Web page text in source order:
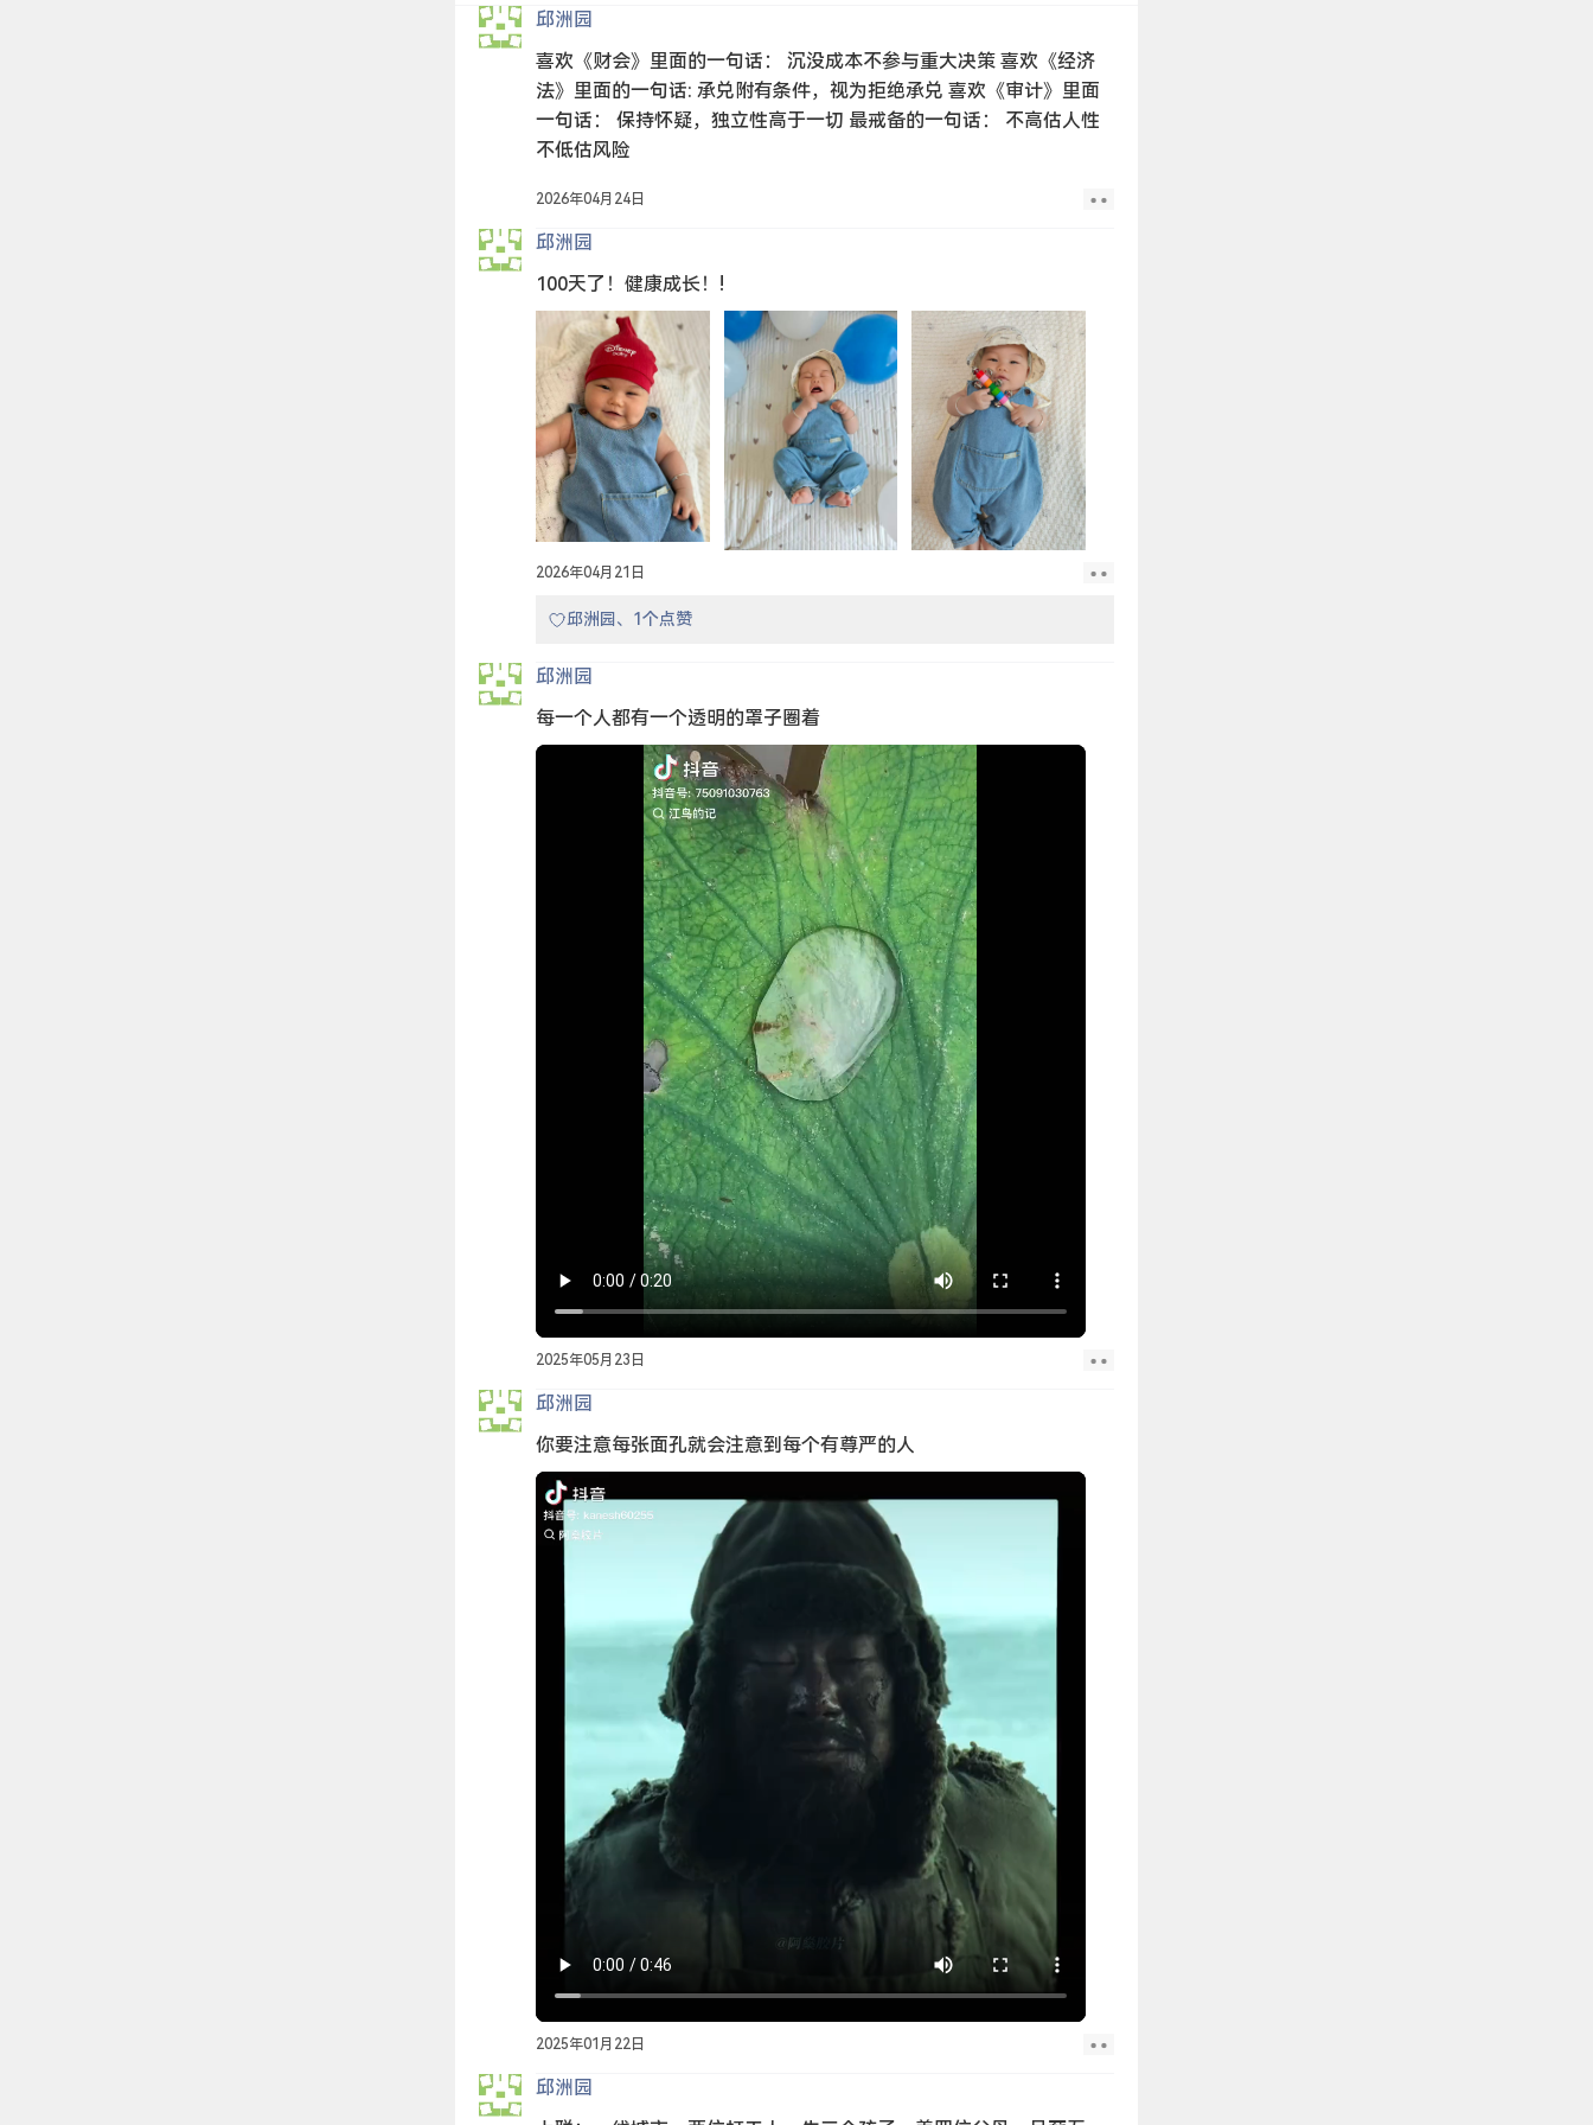
邱洲园
喜欢《财会》里面的一句话： 沉没成本不参与重大决策 喜欢《经济
法》里面的一句话: 承兑附有条件，视为拒绝承兑 喜欢《审计》里面
一句话： 保持怀疑，独立性高于一切 最戒备的一句话： 不高估人性
不低估风险
2026年04月24日
邱洲园
100天了！健康成长！!
2026年04月21日
邱洲园、1个点赞
邱洲园
每一个人都有一个透明的罩子圈着
2025年05月23日
邱洲园
你要注意每张面孔就会注意到每个有尊严的人
2025年01月22日
邱洲园